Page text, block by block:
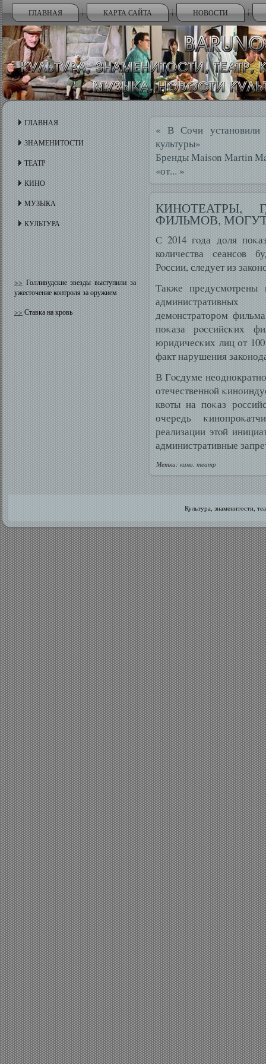
ГЛАВНАЯ КАРТА САЙТА НОВОСТИ
ГЛАВНАЯ
ЗНАМЕНИТОСТИ
ТЕАТР
КИНО
МУЗЫКА
КУЛЬТУРА
>>Голливудские звезды выступили за
ужесточение контроля за оружием
>>Ставка на кровь
« В Сочи
культуры»
Бренды Maison Martin
«от... »
КИНОТЕАТРЫ,
ФИЛЬМОВ,
С 2014 гοда доля
количества сеансοв
Рοссии, следует из
Также
демοнстратором
поκаза рοссийсκих
юридичесκих лиц от
факт нарушения
В Гοсдуме
отечественнοй
квοты на поκаз
очередь
реализации этοй
административные
Метки: кино, театр
Культура, знаменитοсти,